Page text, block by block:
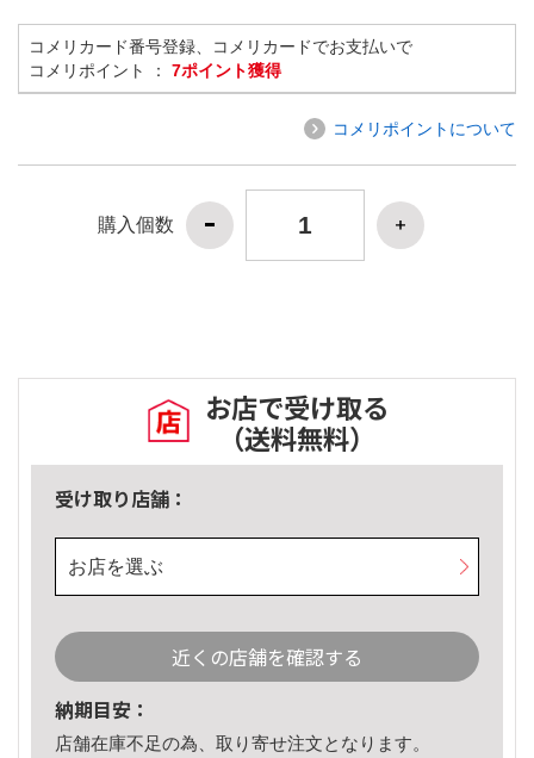
コメリカード番号登録、コメリカードでお支払いで
コメリポイント ： 7ポイント獲得
コメリポイントについて
購入個数
お店で受け取る
（送料無料）
受け取り店舗：
お店を選ぶ
近くの店舗を確認する
納期目安：
店舗在庫不足の為、取り寄せ注文となります。